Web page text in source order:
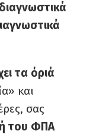
διαγνωστικά
τα όριά
και
σας
του ΦΠΑ